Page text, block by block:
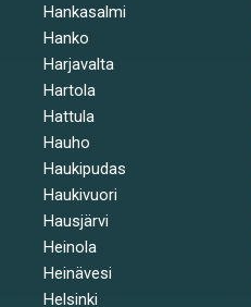
Hankasalmi
Hanko
Harjavalta
Hartola
Hattula
Hauho
Haukipudas
Haukivuori
Hausjärvi
Heinola
Heinävesi
Helsinki